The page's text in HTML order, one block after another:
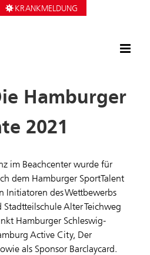
KRANKMELDUNG
Hamburger
2021
im Beachcenter wurde für
dem Hamburger SportTalent
Initiatoren des Wettbewerbs
Alter Teichweg
Hamburger Schleswig-
Active City, Der
als Sponsor Barclaycard.